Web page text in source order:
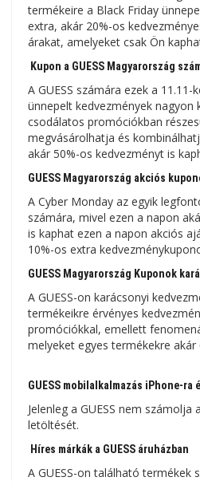
termékeire a Black Friday
extra, akár 20%-os
árakat, amelyeket csak Ön
Kupon a GUESS Magyarország
A GUESS számára ezek a
ünnepelt kedvezmények nagyon
csodálatos promóciókban
megvásárolhatja és
akár 50%-os kedvezményt is
GUESS Magyarország akciós
A Cyber ​​​​Monday az egyik
számára, mivel ezen a napon
is kaphat ezen a napon akciós
10%-os extra
GUESS Magyarország Kuponok
A GUESS-on karácsonyi
termékeikre érvényes
promóciókkal, emellett
melyeket egyes termékekre akár
GUESS mobilalkalmazás iPhone-ra
Jelenleg a GUESS nem számolja
letöltését.
Híres márkák a GUESS áruházban
A GUESS-on található termékek